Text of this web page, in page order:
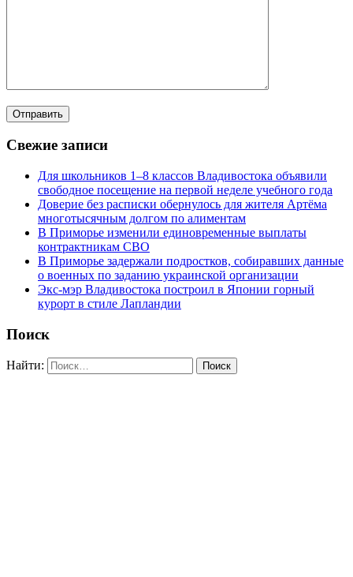
Свежие записи
Для школьников 1–8 классов Владивостока объявили
свободное посещение на первой неделе учебного года
Доверие без расписки обернулось для жителя Артёма
многотысячным долгом по алиментам
В Приморье изменили единовременные выплаты
контрактникам СВО
В Приморье задержали подростков, собиравших данные
о военных по заданию украинской организации
Экс-мэр Владивостока построил в Японии горный
курорт в стиле Лапландии
Поиск
Найти: